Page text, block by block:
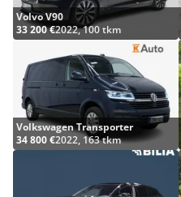
Volvo V90
33 200 €2022, 100 tkm
Volkswagen Transporter
34 800 €2022, 163 tkm